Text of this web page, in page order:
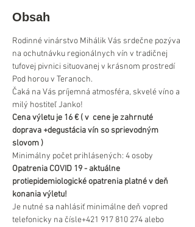
Obsah
Rodinné vinárstvo Mihálik Vás srdečne pozýva
na ochutnávku regionálnych vín v tradičnej
tufovej pivnici situovanej v krásnom prostredí
Pod horou v Teranoch.
Čaká na Vás príjemná atmosféra, skvelé víno a
milý hostiteľ Janko!
Cena výletu je 16 € ( v  cene je zahrnuté
doprava +degustácia vín so sprievodným
slovom )
Minimálny počet prihlásených: 4 osoby
Opatrenia COVID 19 - aktuálne
protiepidemiologické opatrenia platné v deň
konania výletu!
Je nutné sa nahlásiť minimálne deň vopred
telefonicky na čísle+421 917 810 274 alebo